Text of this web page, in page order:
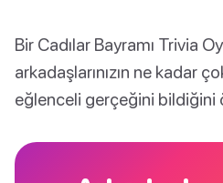
Bir Cadılar Bayramı Trivia
arkadaşlarınızın ne kadar
eğlenceli gerçeğini bildiğini